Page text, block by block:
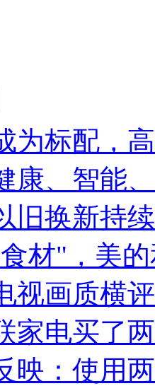
为标配，
康、智能
旧换新持
材"，美
视画质横
家电买了
映：使用